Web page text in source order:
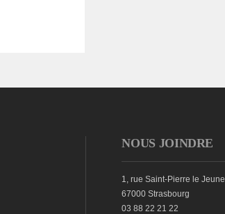
NOUS JOINDRE
1, rue Saint-Pierre le Jeune
67000 Strasbourg
03 88 22 21 22